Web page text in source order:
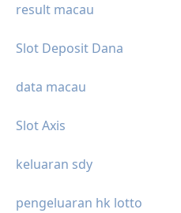
result macau
Slot Deposit Dana
data macau
Slot Axis
keluaran sdy
pengeluaran hk lotto